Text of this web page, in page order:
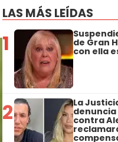
LAS MÁS LEÍDAS
1 de Gran
con ella
2 La
denuncia
contra